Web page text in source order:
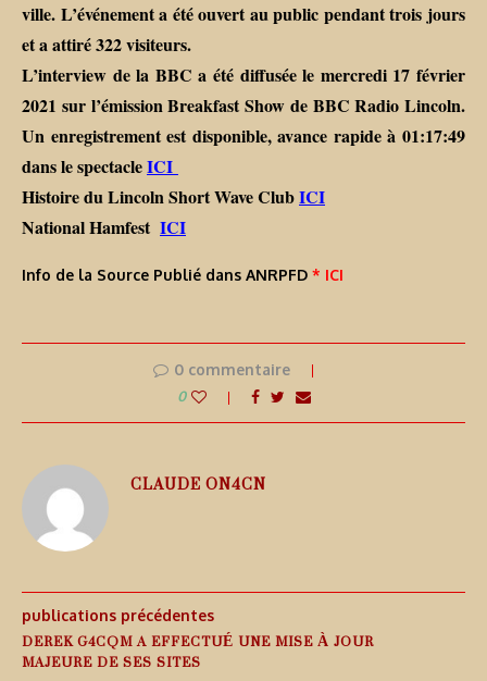
ville. L’événement a été ouvert au public pendant trois jours
et a attiré 322 visiteurs.
L’interview de la BBC a été diffusée le mercredi 17 février
2021 sur l’émission Breakfast Show de BBC Radio Lincoln.
Un enregistrement est disponible, avance rapide à 01:17:49
dans le spectacleICI
Histoire du Lincoln Short Wave ClubICI
National Hamfest ICI
Info de la Source Publié dans ANRPFD * ICI
0 commentaire
0
CLAUDE ON4CN
publications précédentes
DEREK G4CQM A EFFECTUÉ UNE MISE À JOUR
MAJEURE DE SES SITES